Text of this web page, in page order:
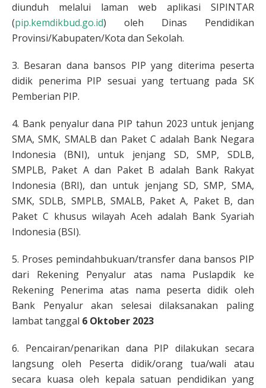
diunduh melalui laman web aplikasi SIPINTAR
(pip.kemdikbud.go.id) oleh Dinas Pendidikan
Provinsi/Kabupaten/Kota dan Sekolah.
3. Besaran dana bansos PIP yang diterima peserta
didik penerima PIP sesuai yang tertuang pada SK
Pemberian PIP.
4. Bank penyalur dana PIP tahun 2023 untuk jenjang
SMA, SMK, SMALB dan Paket C adalah Bank Negara
Indonesia (BNI), untuk jenjang SD, SMP, SDLB,
SMPLB, Paket A dan Paket B adalah Bank Rakyat
Indonesia (BRI), dan untuk jenjang SD, SMP, SMA,
SMK, SDLB, SMPLB, SMALB, Paket A, Paket B, dan
Paket C khusus wilayah Aceh adalah Bank Syariah
Indonesia (BSI).
5. Proses pemindahbukuan/transfer dana bansos PIP
dari Rekening Penyalur atas nama Puslapdik ke
Rekening Penerima atas nama peserta didik oleh
Bank Penyalur akan selesai dilaksanakan paling
lambat tanggal 6 Oktober 2023
6. Pencairan/penarikan dana PIP dilakukan secara
langsung oleh Peserta didik/orang tua/wali atau
secara kuasa oleh kepala satuan pendidikan yang